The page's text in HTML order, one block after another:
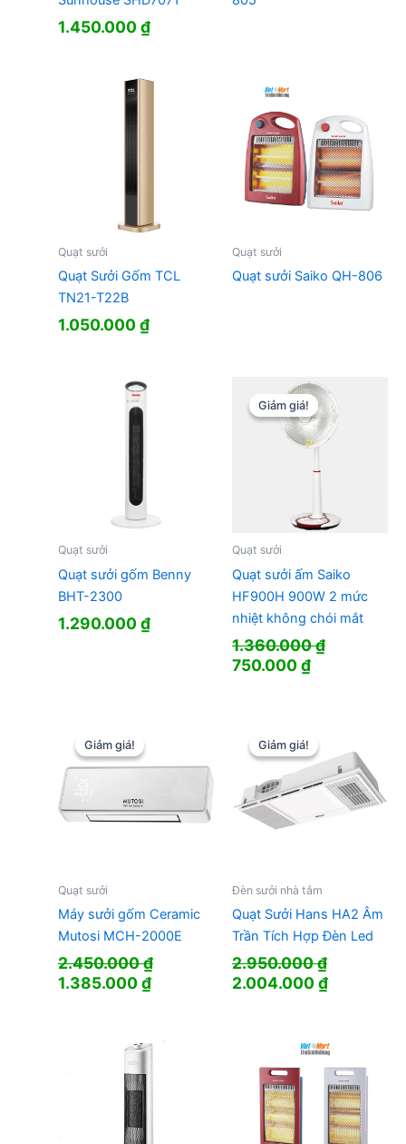
1.450.000₫
Quạt sưởi
Quạt Sưởi Gốm TCL
TN21-T22B
1.050.000₫
Quạt sưởi
Quạt sưởi Saiko QH-806
Quạt sưởi
Quạt sưởi gốm Benny
BHT-2300
1.290.000₫
Giảm giá!
Giảm giá!
Quạt sưởi
Quạt sưởi ấm Saiko
HF900H 900W 2 mức
nhiệt không chói mắt
1.360.000₫
Giá
750.000₫Giá
750.000 ₫.
Giảm giá!
Giảm giá!
Quạt sưởi
Máy sưởi gốm Ceramic
Mutosi MCH-2000E
2.450.000₫
Giá
2.450.000 ₫.
1.385.000₫Giá
là:
Giảm giá!
Giảm giá!
Đèn sưởi nhà tắm
Quạt Sưởi Hans HA2 Âm
Trần Tích Hợp Đèn Led
2.950.000₫
Giá
2.950.000 ₫.
2.004.000₫Giá
là: